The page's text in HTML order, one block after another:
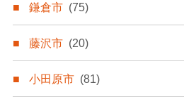
鎌倉市 (75)
藤沢市 (20)
小田原市 (81)